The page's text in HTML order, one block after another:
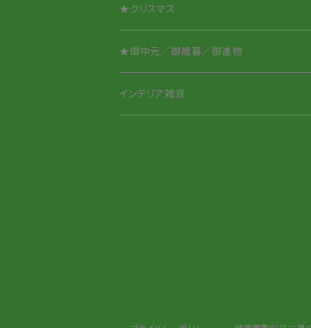
★クリスマス
★御中元／御歳暮／御進物
インテリア雑貨